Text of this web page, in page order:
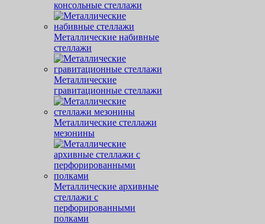
консольные стеллажи
Металлические набивные
стеллажи
Металлические
гравитационные стеллажи
Металлические стеллажи
мезонины
Металлические архивные
стеллажи с
перфорированными
полками